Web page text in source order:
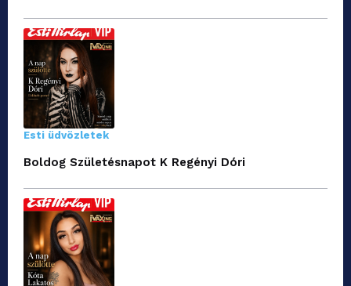
Esti üdvözletek
Boldog Születésnapot K Regényi Dóri